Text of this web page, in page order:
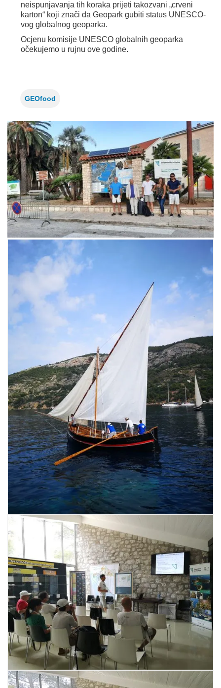
neispunjavanja tih koraka prijeti takozvani „crveni
karton“ koji znači da Geopark gubiti status UNESCO-
vog globalnog geoparka.
Ocjenu komisije UNESCO globalnih geoparka
očekujemo u rujnu ove godine.
GEOfood